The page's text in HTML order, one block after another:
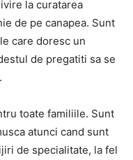
la curatarea
de pe canapea. Sunt
care doresc un
de pregatiti sa se
toate familiile. Sunt
atunci cand sunt
de specialitate, la fel